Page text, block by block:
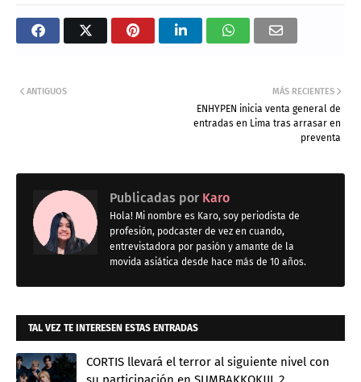
MÁS RECIENTES
ENHYPEN inicia venta general de
entradas en Lima tras arrasar en
preventa
ANTIGUOS
Publicadas por Karo
Hola! Mi nombre es Karo, soy periodista de
profesión, podcaster de vez en cuando,
entrevistadora por pasión y amante de la
movida asiática desde hace más de 10 años.
TAL VEZ TE INTERESEN ESTAS ENTRADAS
CORTIS llevará el terror al siguiente nivel con